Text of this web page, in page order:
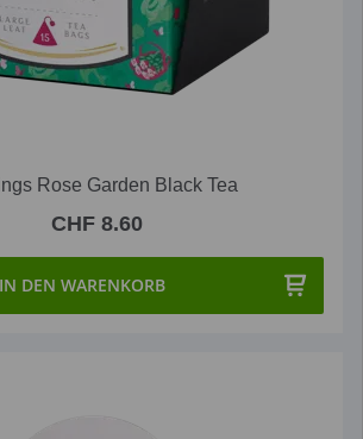
Rose Garden Black Tea
CHF 8.60
IN DEN WARENKORB